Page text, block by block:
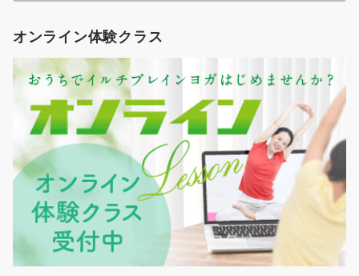
オンライン体験クラス